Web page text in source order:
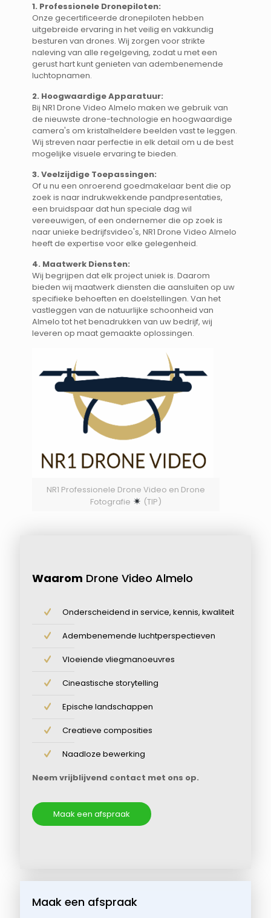
1. Professionele Dronepiloten:
Onze gecertificeerde dronepiloten hebben
uitgebreide ervaring in het veilig en vakkundig
besturen van drones. Wij zorgen voor strikte
naleving van alle regelgeving, zodat u met een
gerust hart kunt genieten van adembenemende
luchtopnamen.
2. Hoogwaardige Apparatuur:
Bij NR1 Drone Video Almelo maken we gebruik van
de nieuwste drone-technologie en hoogwaardige
camera's om kristalheldere beelden vast te leggen.
Wij streven naar perfectie in elk detail om u de best
mogelijke visuele ervaring te bieden.
3. Veelzijdige Toepassingen:
Of u nu een onroerend goedmakelaar bent die op
zoek is naar indrukwekkende pandpresentaties,
een bruidspaar dat hun speciale dag wil
vereeuwigen, of een ondernemer die op zoek is
naar unieke bedrijfsvideo's, NR1 Drone Video Almelo
heeft de expertise voor elke gelegenheid.
4. Maatwerk Diensten:
Wij begrijpen dat elk project uniek is. Daarom
bieden wij maatwerk diensten die aansluiten op uw
specifieke behoeften en doelstellingen. Van het
vastleggen van de natuurlijke schoonheid van
Almelo tot het benadrukken van uw bedrijf, wij
leveren op maat gemaakte oplossingen.
NR1 Professionele Drone Video en Drone
Fotografie
(TIP)
Waarom Drone Video Almelo
Onderscheidend in service, kennis, kwaliteit
Adembenemende luchtperspectieven
Vloeiende vliegmanoeuvres
Cineastische storytelling
Epische landschappen
Creatieve composities
Naadloze bewerking
Neem vrijblijvend contact met ons op.
Maak een afspraak
Maak een afspraak